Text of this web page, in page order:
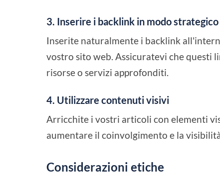
3. Inserire i backlink in modo strategico
Inserite naturalmente i backlink
vostro sito web. Assicuratevi che questi
risorse o servizi approfonditi.
4. Utilizzare contenuti visivi
Arricchite i vostri articoli con elementi
aumentare il coinvolgimento e la
Considerazioni etiche